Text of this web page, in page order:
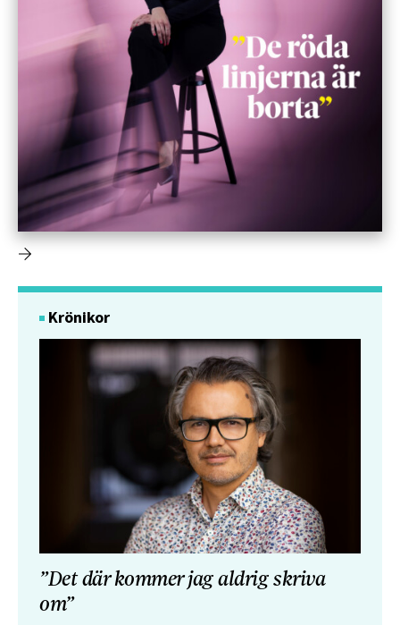
Krönikor
”Det där kommer jag aldrig skriva
om”